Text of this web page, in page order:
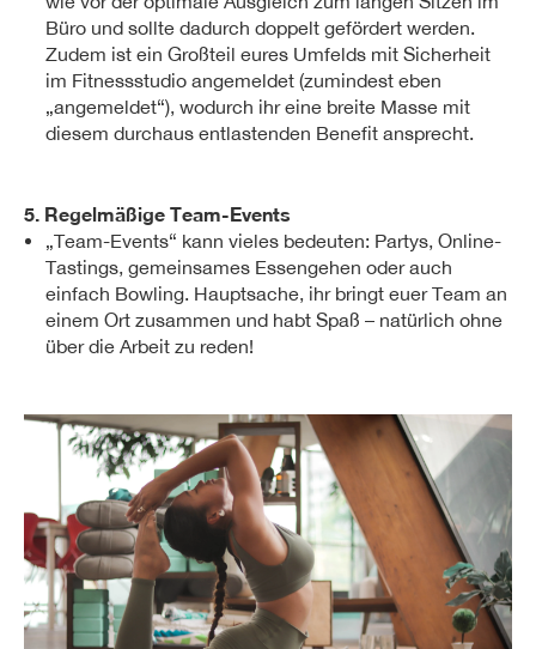
Büro und sollte dadurch doppelt gefördert werden.
Zudem ist ein Großteil eures Umfelds mit Sicherheit
im Fitnessstudio angemeldet (zumindest eben
„angemeldet“), wodurch ihr eine breite Masse mit
diesem durchaus entlastenden Benefit ansprecht.
5. Regelmäßige Team-Events
„Team-Events“ kann vieles bedeuten: Partys, Online-
Tastings, gemeinsames Essengehen oder auch
einfach Bowling. Hauptsache, ihr bringt euer Team an
einem Ort zusammen und habt Spaß – natürlich ohne
über die Arbeit zu reden!